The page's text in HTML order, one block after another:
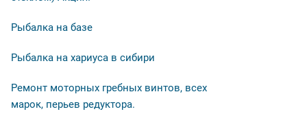
Рыбалка на базе
Рыбалка на хариуса в сибири
Ремонт моторных гребных винтов, всех
марок, перьев редуктора.